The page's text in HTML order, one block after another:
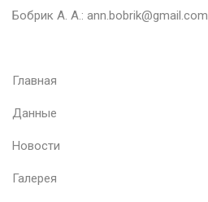
Бобрик А. А.: ann.bobrik@gmail.com
Главная
Данные
Новости
Галерея